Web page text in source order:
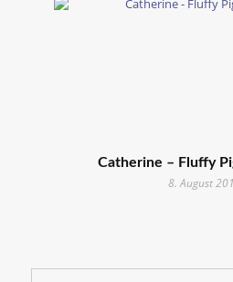
Catherine – Fluffy
8. August